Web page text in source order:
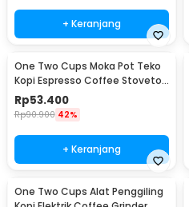
+ Keranjang
One Two Cups Moka Pot Teko
Kopi Espresso Coffee Stovetop
2 Cup 100ml - Z20
Rp53.400
Rp90.900 42%
+ Keranjang
One Two Cups Alat Penggiling